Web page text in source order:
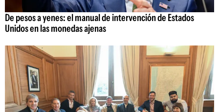
De pesos a yenes: el manual de intervención de Estados
Unidos en las monedas ajenas